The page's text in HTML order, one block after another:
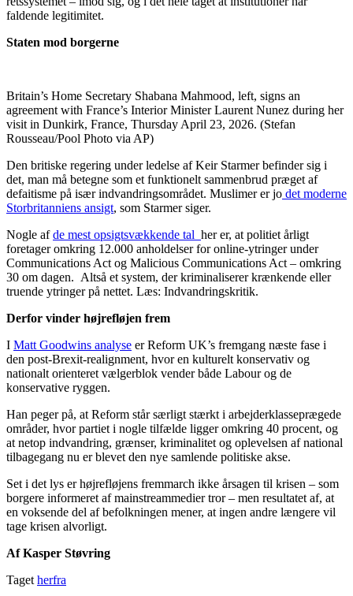
faldende legitimitet.
Staten mod borgerne
Britain’s Home Secretary Shabana Mahmood, left, signs an
agreement with France’s Interior Minister Laurent Nunez during her
visit in Dunkirk, France, Thursday April 23, 2026. (Stefan
Rousseau/Pool Photo via AP)
Den britiske regering under ledelse af Keir Starmer befinder sig i
det, man må betegne som et funktionelt sammenbrud præget af
defaitisme på især indvandringsområdet. Muslimer er jo det moderne
Storbritanniens ansigt, som Starmer siger.
Nogle afde mest opsigtsvækkende tal her er, at politiet årligt
foretager omkring 12.000 anholdelser for online-ytringer under
Communications Act og Malicious Communications Act – omkring
30 om dagen. Altså et system, der kriminaliserer krænkende eller
truende ytringer på nettet. Læs: Indvandringskritik.
Derfor vinder højrefløjen frem
I Matt Goodwins analyse er Reform UK’s fremgang næste fase i
den post‑Brexit‑realignment, hvor en kulturelt konservativ og
nationalt orienteret vælgerblok vender både Labour og de
konservative ryggen.
Han peger på, at Reform står særligt stærkt i arbejderklasseprægede
områder, hvor partiet i nogle tilfælde ligger omkring 40 procent, og
at netop indvandring, grænser, kriminalitet og oplevelsen af national
tilbagegang nu er blevet den nye samlende politiske akse.
Set i det lys er højrefløjens fremmarch ikke årsagen til krisen – som
borgere informeret af mainstreammedier tror – men resultatet af, at
en voksende del af befolkningen mener, at ingen andre længere vil
tage krisen alvorligt.
Af Kasper Støvring
Taget herfra